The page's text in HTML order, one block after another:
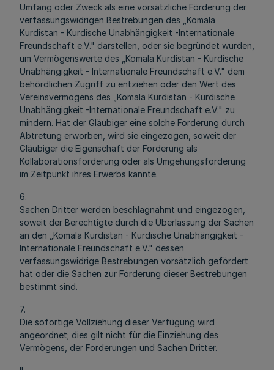
Umfang oder Zweck als eine vorsätzliche Förderung der
verfassungswidrigen Bestrebungen des „Komala
Kurdistan - Kurdische Unabhängigkeit -Internationale
Freundschaft e.V." darstellen, oder sie begründet wurden,
um Vermögenswerte des „Komala Kurdistan - Kurdische
Unabhängigkeit - Internationale Freundschaft e.V." dem
behördlichen Zugriff zu entziehen oder den Wert des
Vereinsvermögens des „Komala Kurdistan - Kurdische
Unabhängigkeit -Internationale Freundschaft e.V." zu
mindern. Hat der Gläubiger eine solche Forderung durch
Abtretung erworben, wird sie eingezogen, soweit der
Gläubiger die Eigenschaft der Forderung als
Kollaborationsforderung oder als Umgehungsforderung
im Zeitpunkt ihres Erwerbs kannte.
6.
Sachen Dritter werden beschlagnahmt und eingezogen,
soweit der Berechtigte durch die Überlassung der Sachen
an den „Komala Kurdistan - Kurdische Unabhängigkeit -
Internationale Freundschaft e.V." dessen
verfassungswidrige Bestrebungen vorsätzlich gefördert
hat oder die Sachen zur Förderung dieser Bestrebungen
bestimmt sind.
7.
Die sofortige Vollziehung dieser Verfügung wird
angeordnet; dies gilt nicht für die Einziehung des
Vermögens, der Forderungen und Sachen Dritter.